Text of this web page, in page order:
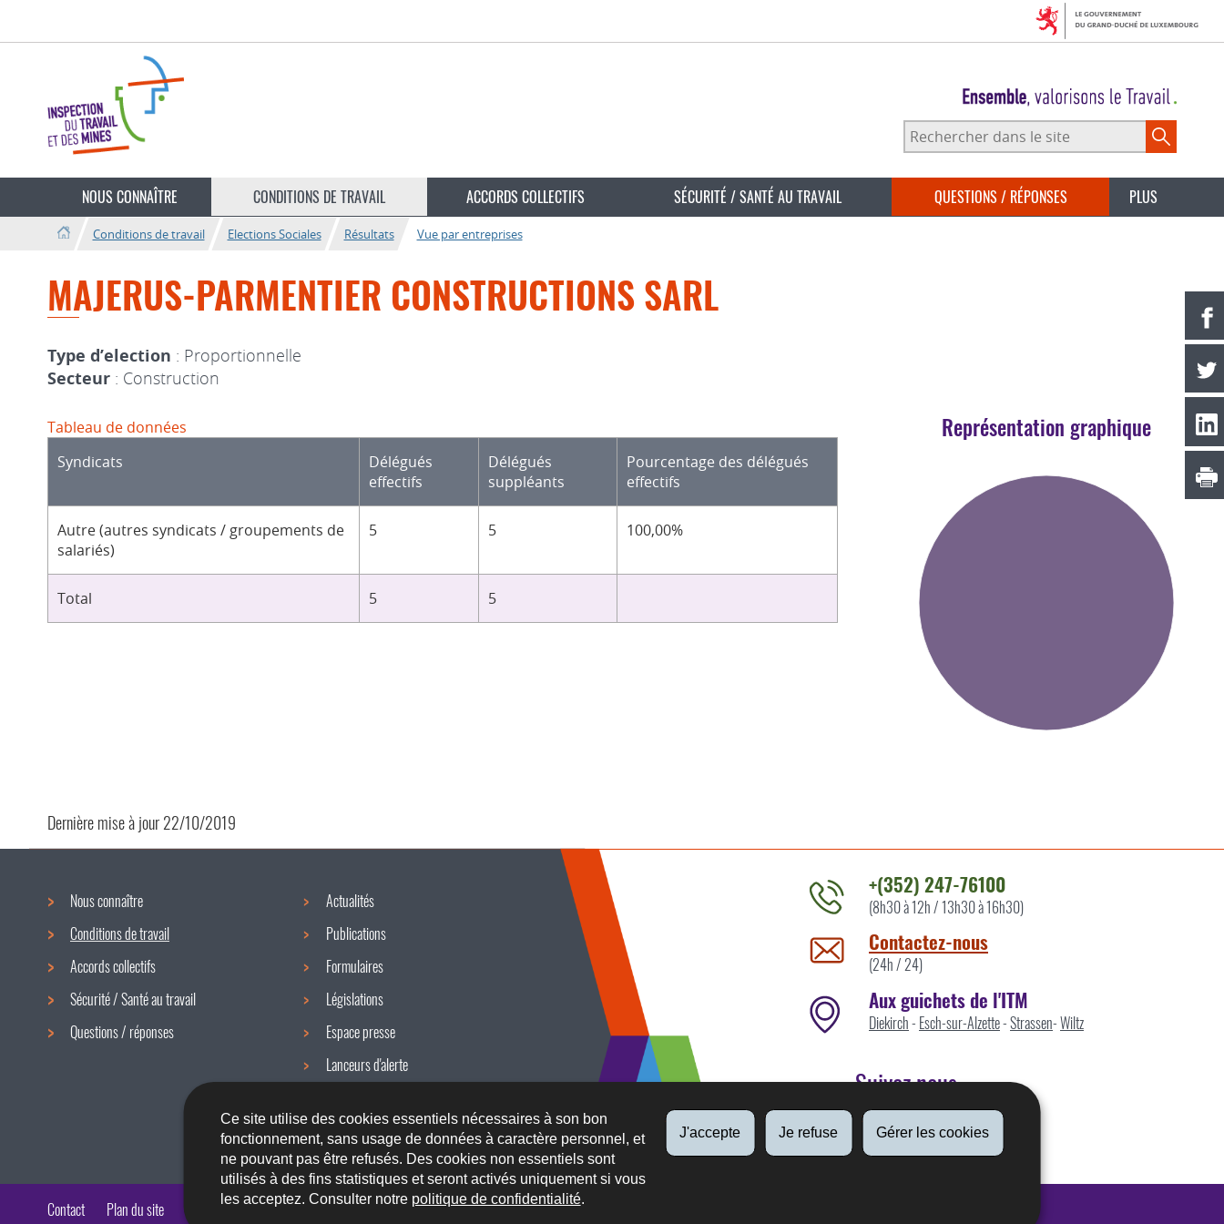
Ce site utilise des cookies essentiels nécessaires à son bon
fonctionnement, sans usage de données à caractère personnel, et
ne pouvant pas être refusés. Des cookies non essentiels sont
utilisés à des fins statistiques et seront activés uniquement si vous
les acceptez. Consulter notre politique de confidentialité.
J'accepte Je refuse Gérer les cookies
Rechercher
dans
NOUS CONNAÎTRE CONDITIONS DE TRAVAIL ACCORDS COLLECTIFS SÉCURITÉ / SANTÉ AU TRAVAIL QUESTIONS / RÉPONSES PLUS
Conditions de travail Elections Sociales Résultats Vue par entreprises
MAJERUS-PARMENTIER CONSTRUCTIONS SARL
Type d’election : Proportionnelle
Secteur : Construction
Tableau de données
Syndicats
Délégués
effectifs
Délégués
suppléants
Pourcentage des délégués
effectifs
Autre (autres syndicats / groupements de
salariés)
5 5 100,00%
Total 5 5
Représentation graphique
Dernière mise à jour22/10/2019
Menu
de
navigation
Nous connaître
Conditions de travail
Accords collectifs
Sécurité / Santé au travail
Questions / réponses
Actualités
Publications
Formulaires
Législations
Espace presse
Lanceurs d'alerte
Contacter
l'ITM
par
+(352) 247-76100
(8h30 à 12h / 13h30 à 16h30)
Contactez-nous
(24h / 24)
Aux guichets de l'ITM
Diekirch- Esch-sur-Alzette-Strassen-Wiltz
Suivez nous
Linkedin
Contact Plan du site A propos du site Accessibilité Aspects légaux Protection des données